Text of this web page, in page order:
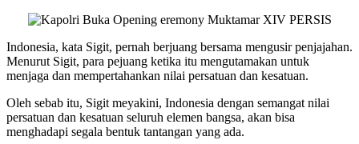
Indonesia, kata Sigit, pernah berjuang bersama mengusir penjajahan.
Menurut Sigit, para pejuang ketika itu mengutamakan untuk
menjaga dan mempertahankan nilai persatuan dan kesatuan.
Oleh sebab itu, Sigit meyakini, Indonesia dengan semangat nilai
persatuan dan kesatuan seluruh elemen bangsa, akan bisa
menghadapi segala bentuk tantangan yang ada.